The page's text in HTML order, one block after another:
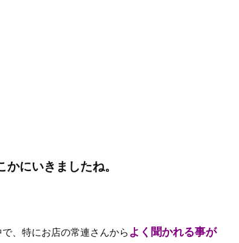
にいきましたね。
、特にお店の常連さんから よく聞かれる事が